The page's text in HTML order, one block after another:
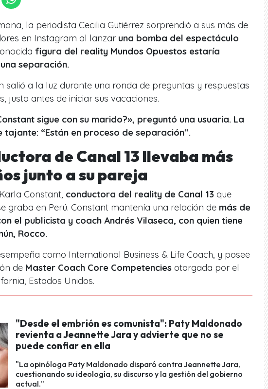
la periodista Cecilia Gutiérrez sorprendió a sus más de
en Instagram al lanzar una bomba del espectáculo
figura del reality Mundos Opuestos estaría
separación.
salió a la luz durante una ronda de preguntas y respuestas
justo antes de iniciar sus vacaciones.
sigue con su marido?», preguntó una usuaria. La
tajante: “Están en proceso de separación”.
de Canal 13 llevaba más
junto a su pareja
Constant, conductora del reality de Canal 13 que
graba en Perú. Constant mantenía una relación de más de
el publicista y coach Andrés Vilaseca, con quien tiene
Rocco.
como International Business & Life Coach, y posee
de Master Coach Core Competencies otorgada por el
Estados Unidos.
"Desde el embrión es comunista": Paty Maldonado
revienta a Jeannette Jara y advierte que no se
puede confiar en ella
"La opinóloga Paty Maldonado disparó contra Jeannette Jara,
cuestionando su ideología, su discurso y la gestión del gobierno
actual."